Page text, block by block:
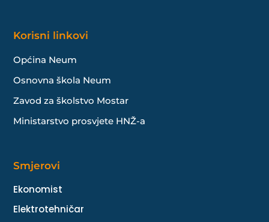
Korisni linkovi
Općina Neum
Osnovna škola Neum
Zavod za školstvo Mostar
Ministarstvo prosvjete HNŽ-a
Smjerovi
Ekonomist
Elektrotehničar